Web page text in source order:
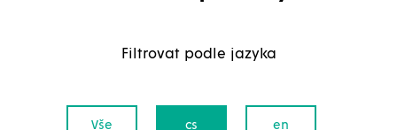
Filtrovat podle jazyka
Vše cs en